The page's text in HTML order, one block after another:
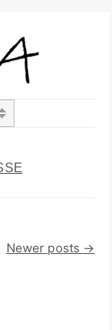
Newer posts →